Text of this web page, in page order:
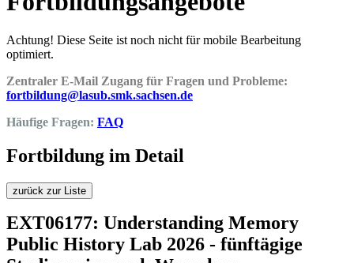
Achtung! Diese Seite ist noch nicht für mobile Bearbeitung
optimiert.
Zentraler E-Mail Zugang für Fragen und Probleme:
fortbildung@lasub.smk.sachsen.de
Häufige Fragen: FAQ
Fortbildung im Detail
zurück zur Liste
EXT06177: Understanding Memory
Public History Lab 2026 - fünftägige